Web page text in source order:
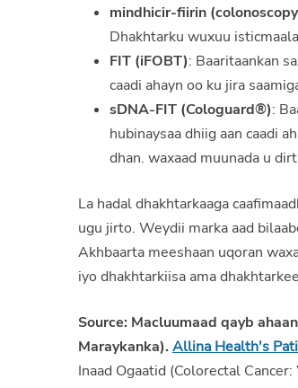
mindhicir-fiirin
Dhakhtarku wuxuu
FIT (iFOBT): Baaritaankan
caadi ahayn oo ku jira
sDNA-FIT (Cologuard®):
hubinaysaa dhiig aan caadi
dhan. waxaad muunada u
La hadal dhakhtarkaaga
ugu jirto. Weydii marka aad
Akhbaarta meeshaan uqoran
iyo dhakhtarkiisa ama
Source: Macluumaad qayb
Maraykanka). Allina Health's
Inaad Ogaatid (Colorectal